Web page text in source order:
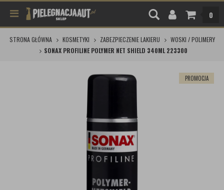
0
STRONA GŁÓWNA KOSMETYKI ZABEZPIECZENIE LAKIERU
WOSKI / POLIMERY
SONAX PROFILINE POLYMER NET SHIELD 340ML 223300
PROMOCJA